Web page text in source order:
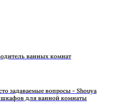
ванных комнат
задаваемые вопросы - Shouya
для ванной комнаты